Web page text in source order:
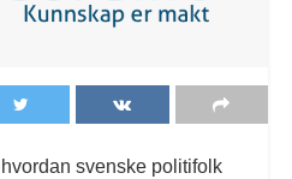
svenske politifolk